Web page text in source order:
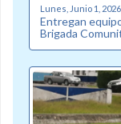
Lunes, Junio 1,
Entregan
Brigada